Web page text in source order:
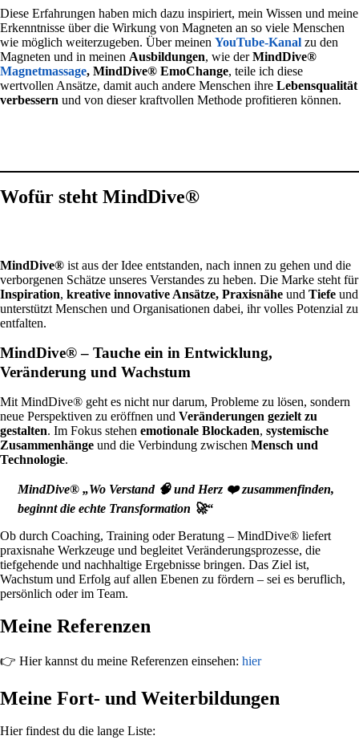
Diese Erfahrungen haben mich dazu inspiriert, mein Wissen und meine
Erkenntnisse über die Wirkung von Magneten an so viele Menschen
wie möglich weiterzugeben. Über meinen YouTube-Kanal zu den
Magneten und in meinen Ausbildungen, wie derMindDive®
Magnetmassage, MindDive® EmoChange, teile ich diese
wertvollen Ansätze, damit auch andere Menschen ihre Lebensqualität
verbessern und von dieser kraftvollen Methode profitieren können.
Wofür steht MindDive®
MindDive® ist aus der Idee entstanden, nach innen zu gehen und die
verborgenen Schätze unseres Verstandes zu heben. Die Marke steht für
Inspiration, kreative innovative Ansätze, Praxisnähe und Tiefe und
unterstützt Menschen und Organisationen dabei, ihr volles Potenzial zu
entfalten.
MindDive® – Tauche ein in Entwicklung,
Veränderung und Wachstum
Mit MindDive® geht es nicht nur darum, Probleme zu lösen, sondern
neue Perspektiven zu eröffnen und Veränderungen gezielt zu
gestalten. Im Fokus stehen emotionale Blockaden, systemische
Zusammenhänge und die Verbindung zwischen Mensch und
Technologie.
MindDive® „Wo Verstand 🧠 und Herz ❤️ zusammenfinden,
beginnt die echte Transformation 🚀“
Ob durch Coaching, Training oder Beratung – MindDive® liefert
praxisnahe Werkzeuge und begleitet Veränderungsprozesse, die
tiefgehende und nachhaltige Ergebnisse bringen. Das Ziel ist,
Wachstum und Erfolg auf allen Ebenen zu fördern – sei es beruflich,
persönlich oder im Team.
Meine Referenzen
👉 Hier kannst du meine Referenzen einsehen: hier
Meine Fort- und Weiterbildungen
Hier findest du die lange Liste: